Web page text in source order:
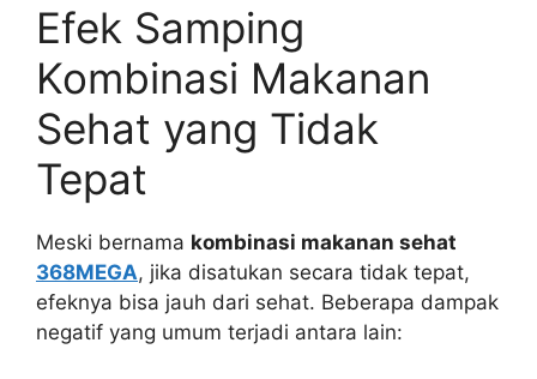
Efek Samping
Kombinasi Makanan
Sehat yang Tidak
Tepat
Meski bernama kombinasi makanan sehat
368MEGA, jika disatukan secara tidak tepat,
efeknya bisa jauh dari sehat. Beberapa dampak
negatif yang umum terjadi antara lain: